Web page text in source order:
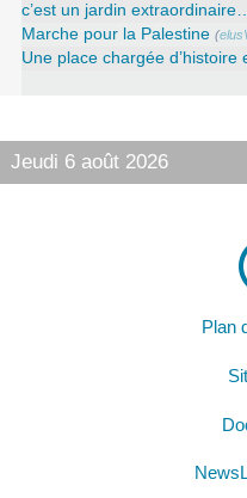
c’est un jardin
Marche pour la Palestine (
Une place chargée d’histoire
Jeudi 6 août 2026
Plan